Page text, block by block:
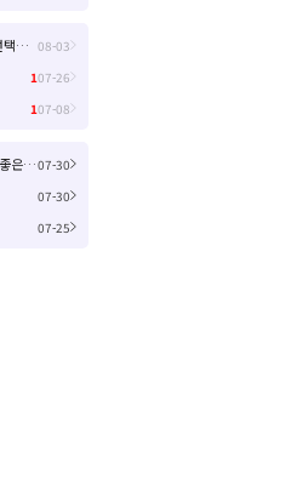
상품 커뮤니티 링크와 실제 상품 링크를 선택해서 들어갈 수 있으면 좋을거 같아요! 08-03
107-26
107-08
안녕하세요. 헬로프라이스 팀입니다. 먼저 좋은 제안을 주셔서 감사합니다! 신규 커뮤니티 연동은 작업이 크게 예상되어 검토 후 진행여부, 진행 시 추가 일정을 공유드리겠습니다! 감사합니다.07-30
07-30
07-25